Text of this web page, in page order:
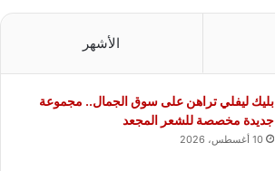
الأشهر
بليك ليفلي تراهن على سوق الجمال.. مجموعة
جديدة مخصصة للشعر المجعد
10 أغسطس، 2026